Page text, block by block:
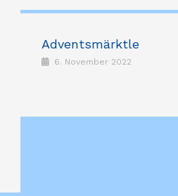
Adventsmärktle
6. November 2022